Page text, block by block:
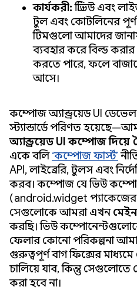
কার্যকরী:প্রিভিউ এবং
টুল এবং কোটলিনের পূর্ণ
টিমগুলো আমাদের
ব্যবহার করে বিল্ড
করতে পারে, ফলে
আসে।
কম্পোজ অ্যান্ড্রয়েড UI
স্ট্যান্ডার্ডে পরিণত
অ্যান্ড্রয়েড UI কম্পোজ দিয়ে
একে বলি‘কম্পোজ ফার্স্ট’
API, লাইব্রেরি, টুলস এবং
করব। কম্পোজ যে ভিউ
(android.widget
সেগুলোকে আমরা এখন
করছি। ভিউ কম্পোনেন্টগুলোকে
ফেলার কোনো পরিকল্পনা
গুরুত্বপূর্ণ বাগ ফিক্সের
চালিয়ে যাব, কিন্তু
করা হবে না।